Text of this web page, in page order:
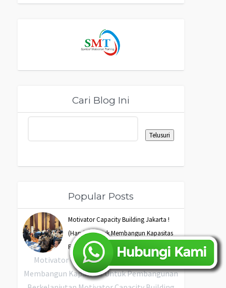
Cari Blog Ini
Popular Posts
Motivator Capacity Building Jakarta !
(Handal) Untuk Membangun Kapasitas
Profesional ASN Jakarta
Motivator Capacity Building Di Jakarta:
Membangun Kapasitas Untuk Pembangunan